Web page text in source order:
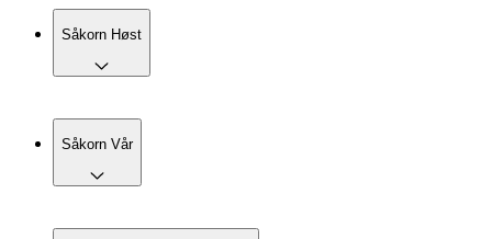
Såkorn Høst
Såkorn Vår